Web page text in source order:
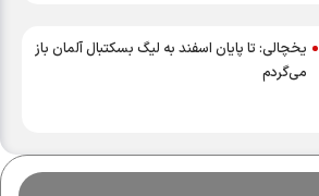
یخچالی: تا پایان اسفند به لیگ بسکتبال آلمان باز
می‌‎گردم